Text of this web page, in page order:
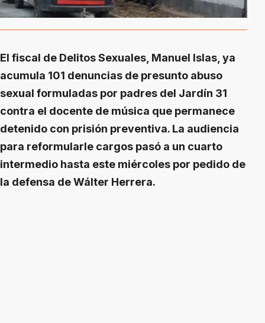
El fiscal de Delitos Sexuales, Manuel Islas, ya
acumula 101 denuncias de presunto abuso
sexual formuladas por padres del Jardín 31
contra el docente de música que permanece
detenido con prisión preventiva. La audiencia
para reformularle cargos pasó a un cuarto
intermedio hasta este miércoles por pedido de
la defensa de Wálter Herrera.